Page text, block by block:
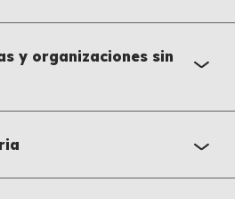
y organizaciones sin